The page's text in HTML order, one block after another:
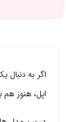
اگر به
اپل، هنوز